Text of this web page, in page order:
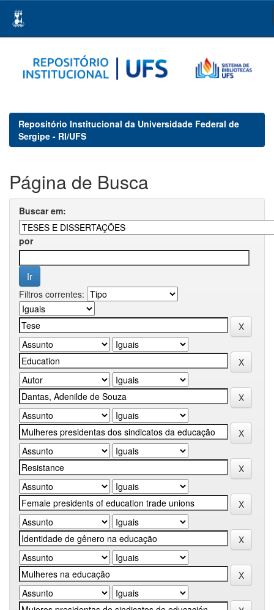
navigation
Repositório Institucional da Universidade Federal de
Sergipe - RI/UFS
Página de Busca
Buscar em:
por
Filtros correntes: